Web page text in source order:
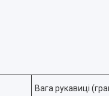
Вага рукавиці